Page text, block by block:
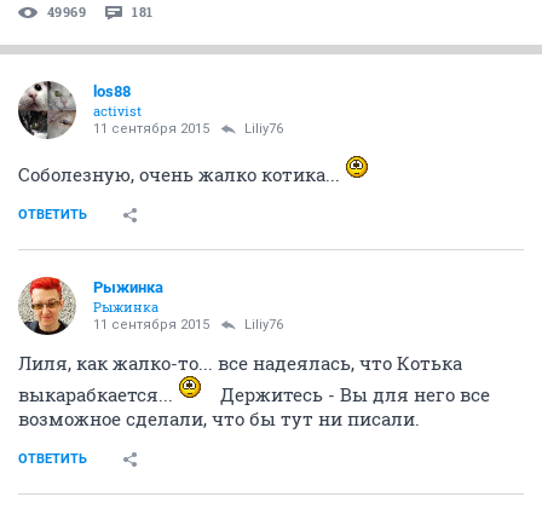
49969 181
los88
activist
11 сентября 2015 Liliy76
Соболезную, очень жалко котика...
ОТВЕТИТЬ
Рыжинка
Рыжинка
11 сентября 2015 Liliy76
Лиля, как жалко-то... все надеялась, что Котька
выкарабкается...
Держитесь - Вы для него все
возможное сделали, что бы тут ни писали.
ОТВЕТИТЬ